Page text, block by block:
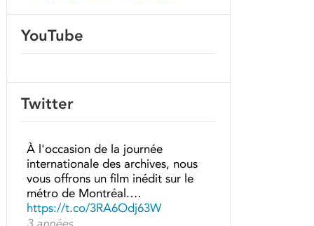
YouTube
Twitter
À l'occasion de la journée
internationale des archives, nous
vous offrons un film inédit sur le
métro de Montréal.…
https://t.co/3RA6Odj63W
3 années